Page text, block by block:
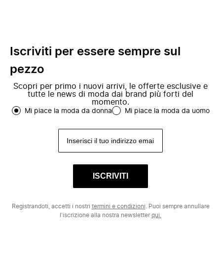
Iscriviti per essere sempre sul
pezzo
Scopri per primo i nuovi arrivi, le offerte esclusive e
tutte le news di moda dai brand più forti del
momento.
Mi piace la moda da donna Mi piace la moda da uomo
ISCRIVITI
Registrandoti, accetti i nostri termini e condizioni . Puoi sempre annullare
l'iscrizione alla nostra newsletterqui.